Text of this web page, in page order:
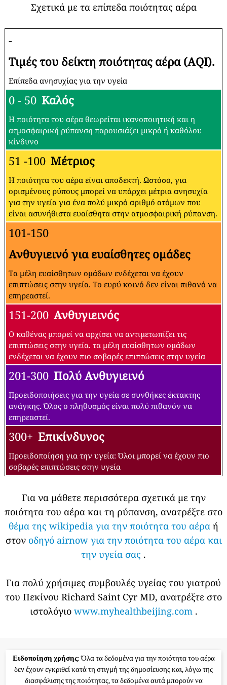
Σχετικά με τα επίπεδα ποιότητας αέρα
-
Τιμές του δείκτη ποιότητας αέρα (AQI).
Επίπεδα ανησυχίας για την υγεία
0 - 50 Καλός
Η ποιότητα του αέρα θεωρείται ικανοποιητική και η
ατμοσφαιρική ρύπανση παρουσιάζει μικρό ή καθόλου
κίνδυνο
51 -100 Μέτριος
Η ποιότητα του αέρα είναι αποδεκτή. Ωστόσο, για
ορισμένους ρύπους μπορεί να υπάρχει μέτρια ανησυχία
για την υγεία για ένα πολύ μικρό αριθμό ατόμων που
είναι ασυνήθιστα ευαίσθητα στην ατμοσφαιρική ρύπανση.
101-150
Ανθυγιεινό για ευαίσθητες ομάδες
Τα μέλη ευαίσθητων ομάδων ενδέχεται να έχουν
επιπτώσεις στην υγεία. Το ευρύ κοινό δεν είναι πιθανό να
επηρεαστεί.
151-200 Ανθυγιεινός
Ο καθένας μπορεί να αρχίσει να αντιμετωπίζει τις
επιπτώσεις στην υγεία. τα μέλη ευαίσθητων ομάδων
ενδέχεται να έχουν πιο σοβαρές επιπτώσεις στην υγεία
201-300 Πολύ Ανθυγιεινό
Προειδοποιήσεις για την υγεία σε συνθήκες έκτακτης
ανάγκης. Όλος ο πληθυσμός είναι πολύ πιθανόν να
επηρεαστεί.
300+ Επικίνδυνος
Προειδοποίηση για την υγεία: Όλοι μπορεί να έχουν πιο
σοβαρές επιπτώσεις στην υγεία
Για να μάθετε περισσότερα σχετικά με την
ποιότητα του αέρα και τη ρύπανση, ανατρέξτε στο
θέμα της wikipedia για την ποιότητα του αέρα ή
στον οδηγό airnow για την ποιότητα του αέρα και
την υγεία σας .
Για πολύ χρήσιμες συμβουλές υγείας του γιατρού
του Πεκίνου Richard Saint Cyr MD, ανατρέξτε στο
ιστολόγιο www.myhealthbeijing.com.
Ειδοποίηση χρήσης: Όλα τα δεδομένα για την ποιότητα του αέρα
δεν έχουν εγκριθεί κατά τη στιγμή της δημοσίευσης και, λόγω της
διασφάλισης της ποιότητας, τα δεδομένα αυτά μπορούν να